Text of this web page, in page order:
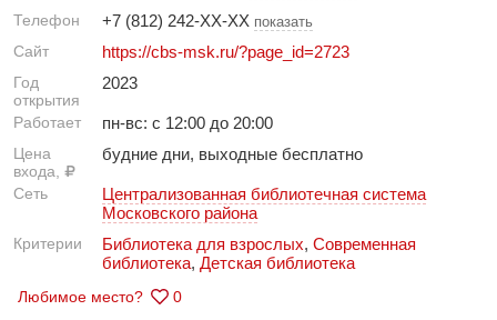
Телефон +7 (812) 242-XX-XX показать
Сайт https://cbs-msk.ru/?page_id=2723
Год
открытия
2023
Работает пн-вс: с 12:00 до 20:00
Цена
входа,
будние дни, выходные бесплатно
Сеть
Централизованная библиотечная система
Московского района
Критерии Библиотека для взрослых, Современная
библиотека, Детская библиотека
Любимое место? 0